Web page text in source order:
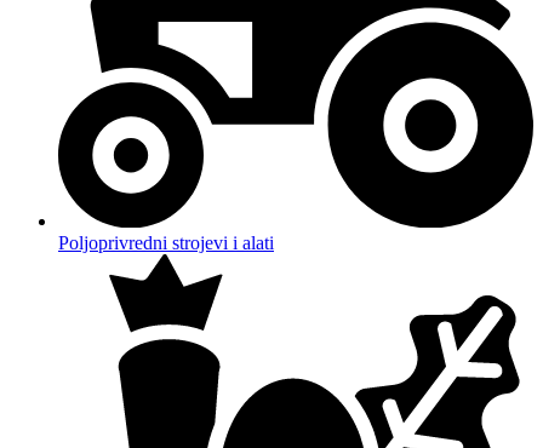
Poljoprivredni strojevi i alati